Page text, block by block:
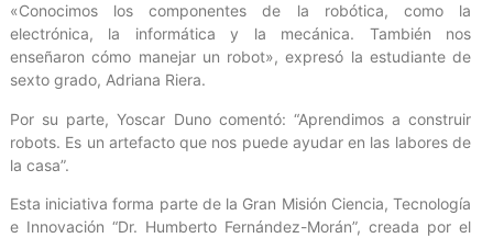
«Conocimos los componentes de la robótica, como la
electrónica, la informática y la mecánica. También nos
enseñaron cómo manejar un robot», expresó la estudiante de
sexto grado, Adriana Riera.
Por su parte, Yoscar Duno comentó: “Aprendimos a construir
robots. Es un artefacto que nos puede ayudar en las labores de
la casa”.
Esta iniciativa forma parte de la Gran Misión Ciencia, Tecnología
e Innovación “Dr. Humberto Fernández-Morán”, creada por el